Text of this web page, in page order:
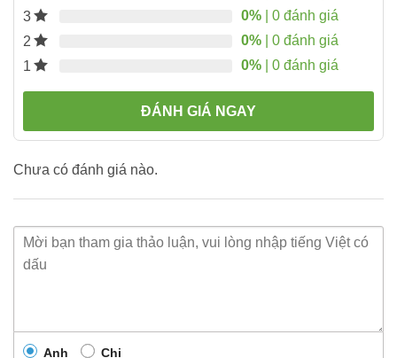
3
0% | 0 đánh giá
2
0% | 0 đánh giá
1
0% | 0 đánh giá
ĐÁNH GIÁ NGAY
Chưa có đánh giá nào.
Anh Chị